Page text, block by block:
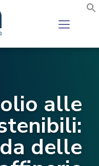
alle
delle